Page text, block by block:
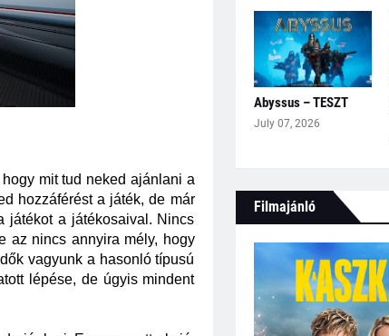
mit tud neked ajánlani a
hozzáférést a játék, de már
játékot a játékosaival. Nincs
az nincs annyira mély, hogy
vagyunk a hasonló típusú
lépése, de úgyis mindent
Abyssus – TESZT
July 07, 2026
Filmajánló